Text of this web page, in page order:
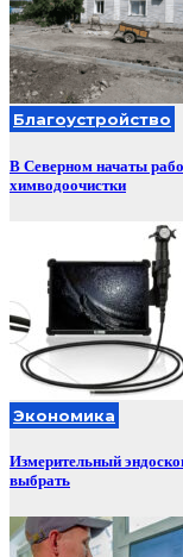
Благоустройство
В Северном начаты
химводоочистки
Экономика
Измерительный
выбрать